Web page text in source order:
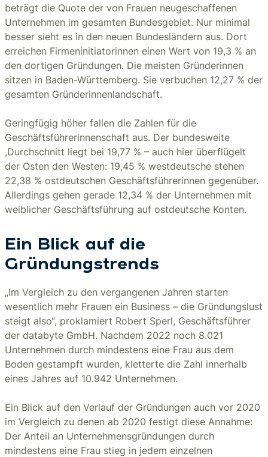
beträgt die Quote der von Frauen neugeschaffenen
Unternehmen im gesamten Bundesgebiet. Nur minimal
besser sieht es in den neuen Bundesländern aus. Dort
erreichen Firmeninitiatorinnen einen Wert von 19,3 % an
den dortigen Gründungen. Die meisten Gründerinnen
sitzen in Baden-Württemberg. Sie verbuchen 12,27 % der
gesamten Gründerinnenlandschaft.
Geringfügig höher fallen die Zahlen für die
Geschäftsführerinnenschaft aus. Der bundesweite
,Durchschnitt liegt bei 19,77 % – auch hier überflügelt
der Osten den Westen: 19,45 % westdeutsche stehen
22,38 % ostdeutschen Geschäftsführerinnen gegenüber.
Allerdings gehen gerade 12,34 % der Unternehmen mit
weiblicher Geschäftsführung auf ostdeutsche Konten.
Ein Blick auf die
Gründungstrends
„Im Vergleich zu den vergangenen Jahren starten
wesentlich mehr Frauen ein Business – die Gründungslust
steigt also“, proklamiert Robert Sperl, Geschäftsführer
der databyte GmbH. Nachdem 2022 noch 8.021
Unternehmen durch mindestens eine Frau aus dem
Boden gestampft wurden, kletterte die Zahl innerhalb
eines Jahres auf 10.942 Unternehmen.
Ein Blick auf den Verlauf der Gründungen auch vor 2020
im Vergleich zu denen ab 2020 festigt diese Annahme:
Der Anteil an Unternehmensgründungen durch
mindestens eine Frau stieg in jedem einzelnen